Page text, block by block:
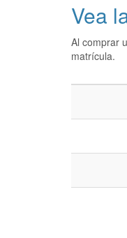
Vea
Al comprar
matrícula.